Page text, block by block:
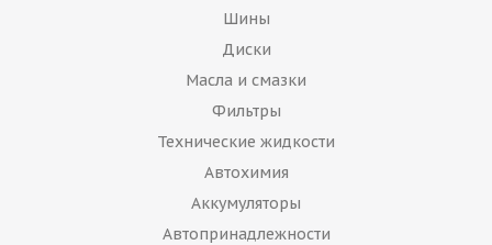
Шины
Диски
Масла и смазки
Фильтры
Технические жидкости
Автохимия
Аккумуляторы
Автопринадлежности